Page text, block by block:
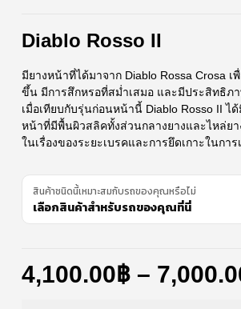
Diablo Rosso II
มียางหน้าที่ได้มาจาก Diablo Rossa Crosa เ
ขึ้น มีการสึกหรอที่สม่ำเสมอ และมีประสิทธิภ
เมื่อเทียบกับรุ่นก่อนหน้านี้ Diablo Rosso II ไ
หน้าที่มีพื้นผิวสลิคทั้งส่วนกลางยางและไหล่ย
ในเรื่องของระยะเบรคและการยึดเกาะในกา
สินค้าชนิดนี้เหมาะสมกับรถของคุณหรือไม่
เลือกสินค้าสำหรับรถของคุณที่นี่
4,100.00฿ –